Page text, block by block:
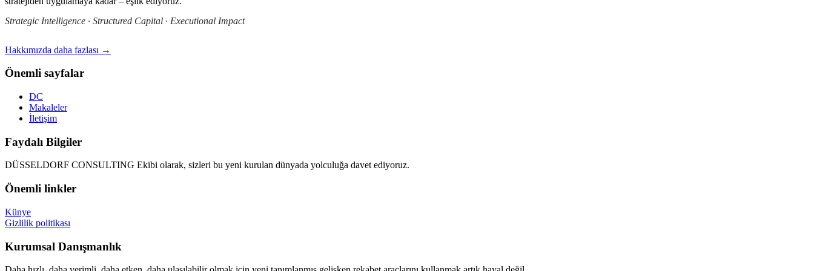
Strategic Intelligence · Structured Capital · Executional Impact
Hakkımızda daha fazlası →
Önemli sayfalar
DC
Makaleler
İletişim
Faydalı Bilgiler
DÜSSELDORF CONSULTING Ekibi olarak, sizleri bu yeni kurulan dünyada yolculuğa davet ediyoruz.
Önemli linkler
Künye
Gizlilik politikası
Kurumsal Danışmanlık